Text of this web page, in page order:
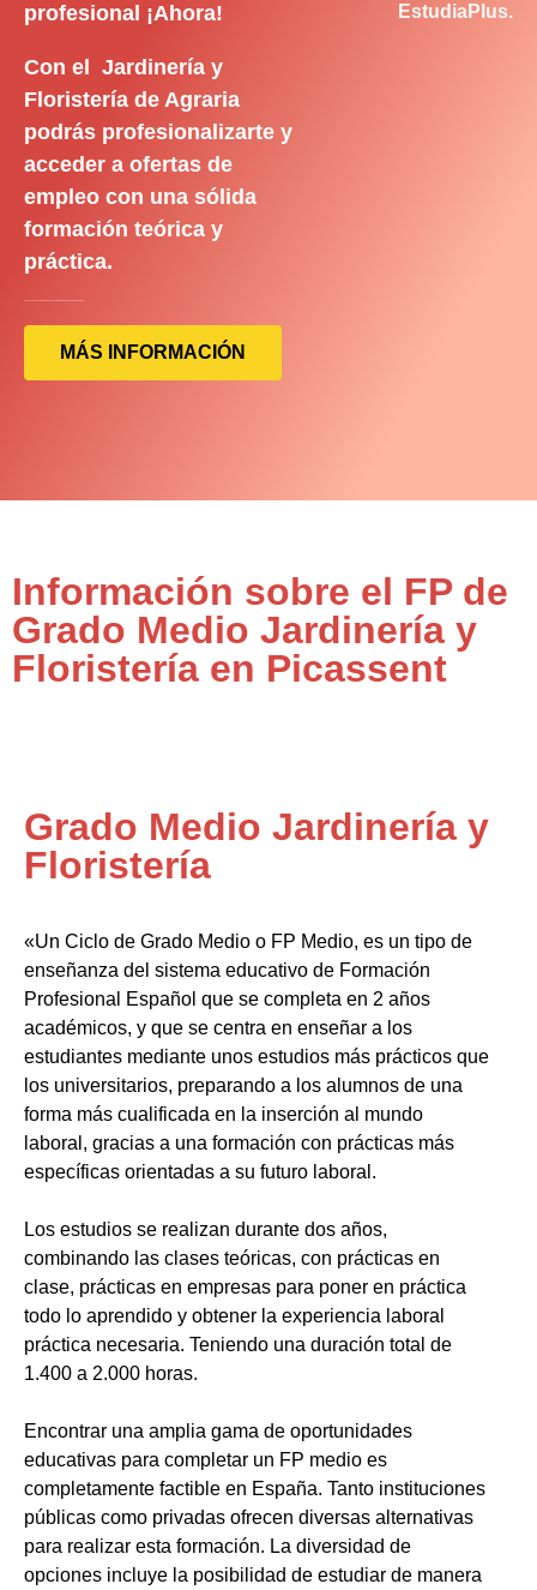
profesional ¡Ahora!
Con el Jardinería y
Floristería de Agraria
podrás profesionalizarte y
acceder a ofertas de
empleo con una sólida
formación teórica y
práctica.
MÁS INFORMACIÓN
EstudiaPlus.
Información sobre el FP de
Grado Medio Jardinería y
Floristería en Picassent
Grado Medio Jardinería y
Floristería
«Un Ciclo de Grado Medio o FP Medio, es un tipo de
enseñanza del sistema educativo de Formación
Profesional Español que se completa en 2 años
académicos, y que se centra en enseñar a los
estudiantes mediante unos estudios más prácticos que
los universitarios, preparando a los alumnos de una
forma más cualificada en la inserción al mundo
laboral, gracias a una formación con prácticas más
específicas orientadas a su futuro laboral.
Los estudios se realizan durante dos años,
combinando las clases teóricas, con prácticas en
clase, prácticas en empresas para poner en práctica
todo lo aprendido y obtener la experiencia laboral
práctica necesaria. Teniendo una duración total de
1.400 a 2.000 horas.
Encontrar una amplia gama de oportunidades
educativas para completar un FP medio es
completamente factible en España. Tanto instituciones
públicas como privadas ofrecen diversas alternativas
para realizar esta formación. La diversidad de
opciones incluye la posibilidad de estudiar de manera